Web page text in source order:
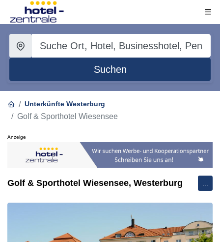
Suchen
Unterkünfte Westerburg
Golf & Sporthotel Wiesensee
Anzeige
Golf & Sporthotel Wiesensee, Westerburg